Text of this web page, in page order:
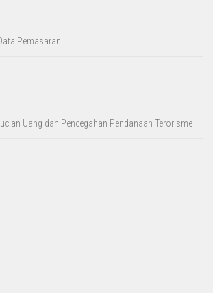
Pemasaran
Uang dan Pencegahan Pendanaan Terorisme